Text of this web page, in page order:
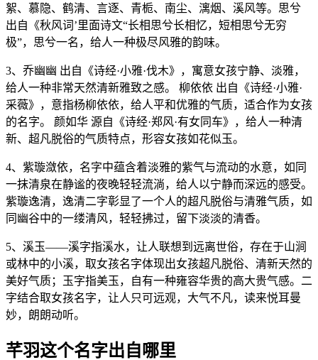
絮、慕隐、鹤清、言逐、青栀、南尘、漓烟、溪风等。思兮
出自《秋风词’里面诗文“长相思兮长相忆，短相思兮无穷
极”，思兮一名，给人一种极尽风雅的韵味。
3、乔幽幽 出自《诗经·小雅·伐木》，寓意女孩宁静、淡雅，
给人一种非常天然清新雅致之感。 柳依依 出自《诗经·小雅·
采薇》，意指杨柳依依，给人平和优雅的气质，适合作为女孩
的名字。 颜如华 源自《诗经·郑风·有女同车》，给人一种清
新、超凡脱俗的气质特点，形容女孩如花似玉。
4、紫璇潋依，名字中蕴含着淡雅的紫气与流动的水意，如同
一抹清泉在静谧的夜晚轻轻流淌，给人以宁静而深远的感受。
紫璇逸清，逸清二字彰显了一个人的超凡脱俗与清雅气质，如
同幽谷中的一缕清风，轻轻拂过，留下淡淡的清香。
5、溪玉——溪字指溪水，让人联想到远离世俗，存在于山涧
或林中的小溪，取女孩名字体现出女孩超凡脱俗、清新天然的
美好气质；玉字指美玉，自有一种雍容华贵的高大贵气感。二
字结合取女孩名字，让人只可远观，大气不凡，读来悦耳曼
妙，朗朗动听。
芊羽这个名字出自哪里